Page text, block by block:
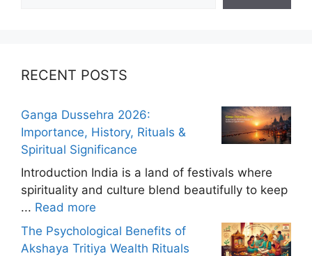
RECENT POSTS
Ganga Dussehra 2026:
Importance, History, Rituals &
Spiritual Significance
Introduction India is a land of festivals where
spirituality and culture blend beautifully to keep
... Read more
The Psychological Benefits of
Akshaya Tritiya Wealth Rituals